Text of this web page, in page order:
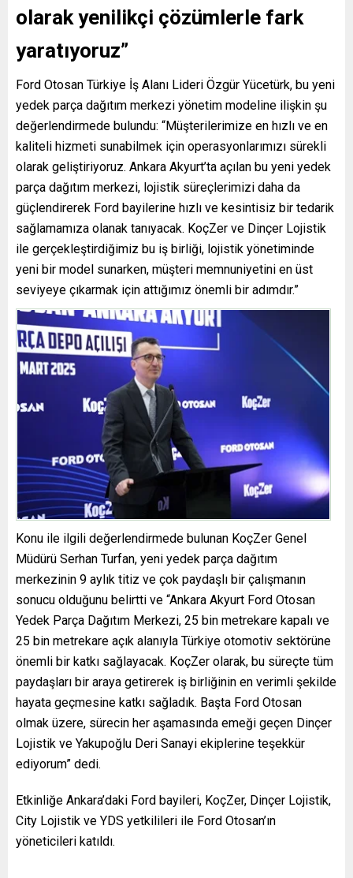
olarak yenilikçi çözümlerle fark
yaratıyoruz”
Ford Otosan Türkiye İş Alanı Lideri Özgür Yücetürk, bu yeni
yedek parça dağıtım merkezi yönetim modeline ilişkin şu
değerlendirmede bulundu: “Müşterilerimize en hızlı ve en
kaliteli hizmeti sunabilmek için operasyonlarımızı sürekli
olarak geliştiriyoruz. Ankara Akyurt’ta açılan bu yeni yedek
parça dağıtım merkezi, lojistik süreçlerimizi daha da
güçlendirerek Ford bayilerine hızlı ve kesintisiz bir tedarik
sağlamamıza olanak tanıyacak. KoçZer ve Dinçer Lojistik
ile gerçekleştirdiğimiz bu iş birliği, lojistik yönetiminde
yeni bir model sunarken, müşteri memnuniyetini en üst
seviyeye çıkarmak için attığımız önemli bir adımdır.”
Konu ile ilgili değerlendirmede bulunan KoçZer Genel
Müdürü Serhan Turfan, yeni yedek parça dağıtım
merkezinin 9 aylık titiz ve çok paydaşlı bir çalışmanın
sonucu olduğunu belirtti ve “Ankara Akyurt Ford Otosan
Yedek Parça Dağıtım Merkezi, 25 bin metrekare kapalı ve
25 bin metrekare açık alanıyla Türkiye otomotiv sektörüne
önemli bir katkı sağlayacak. KoçZer olarak, bu süreçte tüm
paydaşları bir araya getirerek iş birliğinin en verimli şekilde
hayata geçmesine katkı sağladık. Başta Ford Otosan
olmak üzere, sürecin her aşamasında emeği geçen Dinçer
Lojistik ve Yakupoğlu Deri Sanayi ekiplerine teşekkür
ediyorum” dedi.
Etkinliğe Ankara’daki Ford bayileri, KoçZer, Dinçer Lojistik,
City Lojistik ve YDS yetkilileri ile Ford Otosan’ın
yöneticileri katıldı.